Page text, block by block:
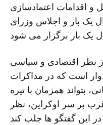
اقدامات اعتمادسازی
یک بار و اجلاس وزرای
نظر اقتصادی و سیاسی
است که در مذاکرات
بتواند همزمان با تیره
بر سر اوکراین، نظر